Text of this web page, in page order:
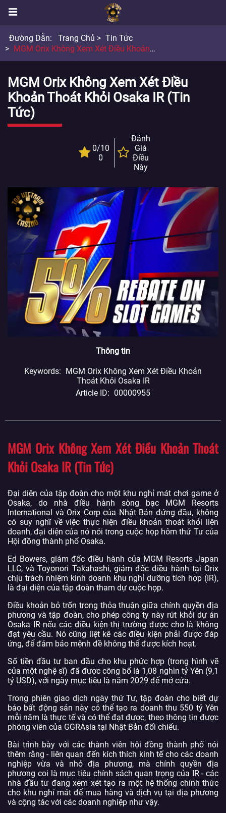
Đường Dẫn: Trang Chủ
Tin Tức
MGM Orix Không Xem Xét Điều Khoản Thoát Khỏi Osaka IR
MGM Orix Không Xem Xét Điều
Khoản Thoát Khỏi Osaka IR (Tin
Tức)
0/10
0
Đánh
Giá
Điều
Này
Thông tin
Keywords
MGM Orix Không Xem Xét Điều Khoản
Thoát Khỏi Osaka IR
Article ID
00000955
MGM Orix Không Xem Xét Điều Khoản Thoát
Khỏi Osaka IR (Tin Tức)
Đại diện của tập đoàn cho một khu nghỉ mát chơi game ở
Osaka, do nhà điều hành sòng bạc MGM Resorts
International và Orix Corp của Nhật Bản đứng đầu, không
có suy nghĩ về việc thực hiện điều khoản thoát khỏi liên
doanh, đại diện của nó nói trong cuộc họp hôm thứ Tư của
Hội đồng thành phố Osaka.
Ed Bowers, giám đốc điều hành của MGM Resorts Japan
LLC, và Toyonori Takahashi, giám đốc điều hành tại Orix
chịu trách nhiệm kinh doanh khu nghỉ dưỡng tích hợp (IR),
là đại diện của tập đoàn tham dự cuộc họp.
Điều khoản bỏ trốn trong thỏa thuận giữa chính quyền địa
phương và tập đoàn, cho phép công ty này rút khỏi dự án
Osaka IR nếu các điều kiện thị trường được cho là không
đạt yêu cầu. Nó cũng liệt kê các điều kiện phải được đáp
ứng, để đảm bảo mệnh đề không thể được kích hoạt.
Số tiền đầu tư ban đầu cho khu phức hợp (trong hình vẽ
của một nghệ sĩ) đã được công bố là 1,08 nghìn tỷ Yên (9,1
tỷ USD), với ngày mục tiêu là năm 2029 để mở cửa.
Trong phiên giao dịch ngày thứ Tư, tập đoàn cho biết dự
báo bất động sản này có thể tạo ra doanh thu 550 tỷ Yên
mỗi năm là thực tế và có thể đạt được, theo thông tin được
phóng viên của GGRAsia tại Nhật Bản đối chiếu.
Bài trình bày với các thành viên hội đồng thành phố nói
thêm rằng - liên quan đến kích thích kinh tế cho các doanh
nghiệp vừa và nhỏ địa phương, mà chính quyền địa
phương coi là mục tiêu chính sách quan trọng của IR - các
nhà đầu tư đang xem xét tạo ra một hệ thống chính thức
cho khu nghỉ mát để mua hàng và dịch vụ tại địa phương
và cộng tác với các doanh nghiệp như vậy.